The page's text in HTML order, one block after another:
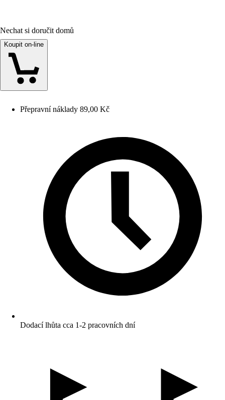
Nechat si doručit domů
Koupit on-line
Přepravní náklady 89,00 Kč
Dodací lhůta cca 1-2 pracovních dní